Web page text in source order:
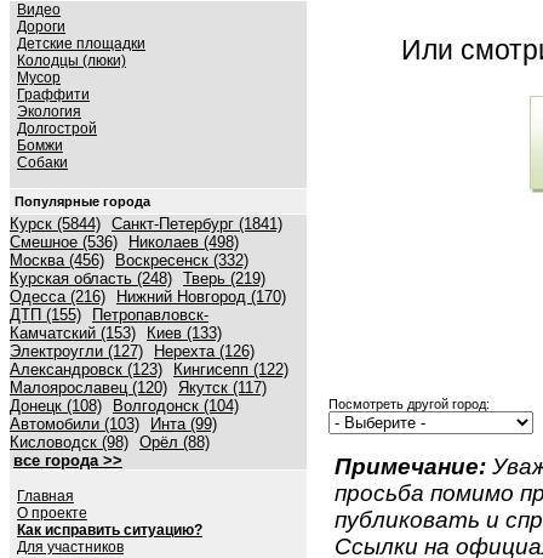
Видео
Дороги
Детские площадки
Колодцы (люки)
Мусор
Граффити
Экология
Долгострой
Бомжи
Собаки
Популярные города
Курск (5844) Санкт-Петербург (1841)
Смешное (536)
Николаев (498)
Москва (456)
Воскресенск (332)
Курская область (248) Тверь (219)
Одесса (216)
Нижний Новгород (170)
ДТП (155)
Петропавловск-
Камчатский (153)
Киев (133)
Электроугли (127)
Нерехта (126)
Александровск (123)
Кингисепп (122)
Малоярославец (120) Якутск (117)
Донецк (108)
Волгодонск (104)
Автомобили (103)
Инта (99)
Кисловодск (98) Орёл (88)
все города >>
Главная
О проекте
Как исправить ситуацию?
Для участников
Или
Посмотреть другой город:
Примечание:
просьба помимо
публиковать и
Ссылки на